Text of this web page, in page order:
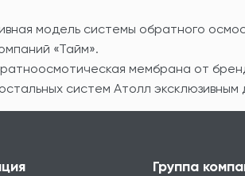
модель системы обратного
«Тайм».
мембрана от
систем Атолл эксклюзивным
Группа